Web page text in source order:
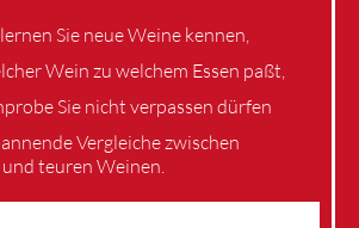
Sie neue Weine kennen,
Wein zu welchem Essen paßt,
Sie nicht verpassen dürfen
Vergleiche zwischen
teuren Weinen.